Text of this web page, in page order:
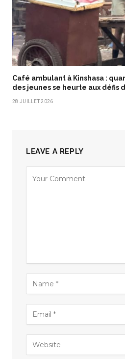
Café ambulant à Kinshasa :
des jeunes se heurte aux défis
28 JUILLET 2026
LEAVE A REPLY